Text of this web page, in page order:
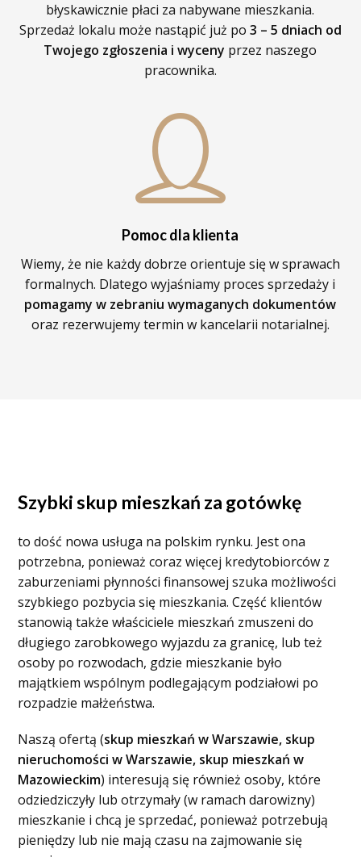
błyskawicznie płaci za nabywane mieszkania.
Sprzedaż lokalu może nastąpić już po 3 – 5 dniach od
Twojego zgłoszenia i wyceny przez naszego
pracownika.
Pomoc dla klienta
Wiemy, że nie każdy dobrze orientuje się w sprawach
formalnych. Dlatego wyjaśniamy proces sprzedaży i
pomagamy w zebraniu wymaganych dokumentów
oraz rezerwujemy termin w kancelarii notarialnej.
Szybki skup mieszkań za gotówkę
to dość nowa usługa na polskim rynku. Jest ona
potrzebna, ponieważ coraz więcej kredytobiorców z
zaburzeniami płynności finansowej szuka możliwości
szybkiego pozbycia się mieszkania. Część klientów
stanowią także właściciele mieszkań zmuszeni do
długiego zarobkowego wyjazdu za granicę, lub też
osoby po rozwodach, gdzie mieszkanie było
majątkiem wspólnym podlegającym podziałowi po
rozpadzie małżeństwa.
Naszą ofertą (skup mieszkań w Warszawie, skup
nieruchomości w Warszawie, skup mieszkań w
Mazowieckim) interesują się również osoby, które
odziedziczyły lub otrzymały (w ramach darowizny)
mieszkanie i chcą je sprzedać, ponieważ potrzebują
pieniędzy lub nie mają czasu na zajmowanie się